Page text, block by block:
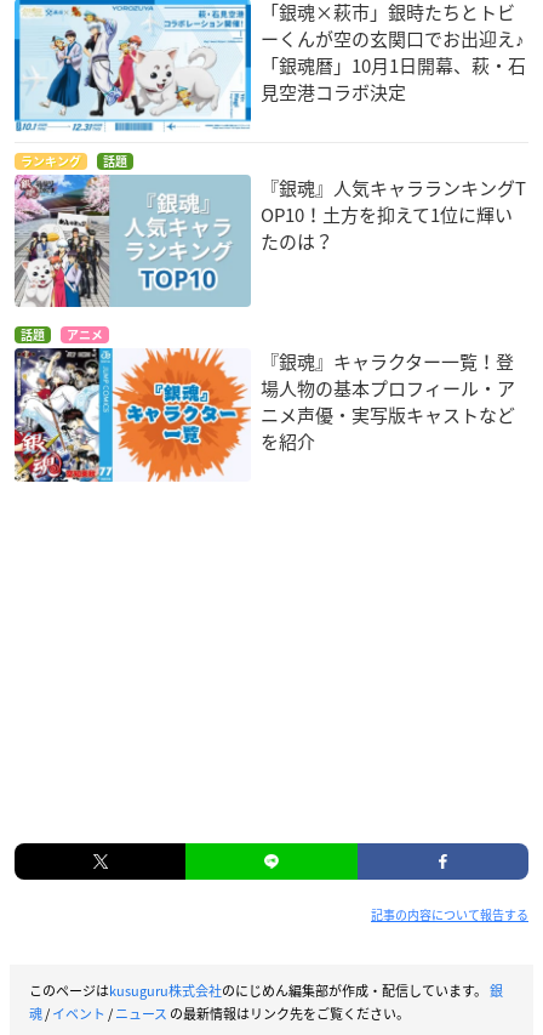
「銀魂×萩市」銀時たちとトビ
ーくんが空の玄関口でお出迎え♪
「銀魂暦」10月1日開幕、萩・石
見空港コラボ決定
ランキング 話題
『銀魂』人気キャラランキングT
OP10！土方を抑えて1位に輝い
たのは？
話題 アニメ
『銀魂』キャラクター一覧！登
場人物の基本プロフィール・ア
ニメ声優・実写版キャストなど
を紹介
記事の内容について報告する
このページはkusuguru株式会社のにじめん編集部が作成・配信しています。 銀
魂/イベント /ニュース の最新情報はリンク先をご覧ください。